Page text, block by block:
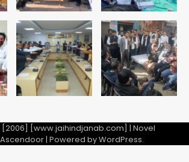
[www.jaihindjanab.com] | Novel
Ascendoor| Powered byWordPress.